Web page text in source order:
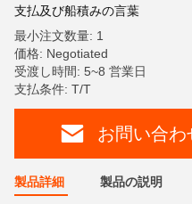
支払及び船積みの言葉
最小注文数量: 1
価格: Negotiated
受渡し時間: 5~8 営業日
支払条件: T/T
お問い合わ
製品詳細 製品の説明